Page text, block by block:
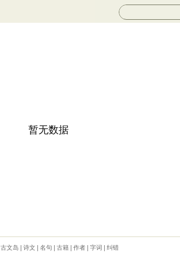
暂无数据
古文岛 诗文 名句 古籍| 作者| 字词 纠错